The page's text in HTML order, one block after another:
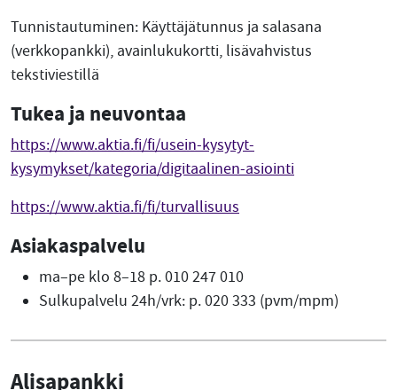
Tunnistautuminen: Käyttäjätunnus ja salasana
(verkkopankki), avainlukukortti, lisävahvistus
tekstiviestillä
Tukea ja neuvontaa
https://www.aktia.fi/fi/usein-kysytyt-
kysymykset/kategoria/digitaalinen-asiointi
https://www.aktia.fi/fi/turvallisuus
Asiakaspalvelu
ma–pe klo 8–18 p. 010 247 010
Sulkupalvelu 24h/vrk: p. 020 333 (pvm/mpm)
Alisapankki